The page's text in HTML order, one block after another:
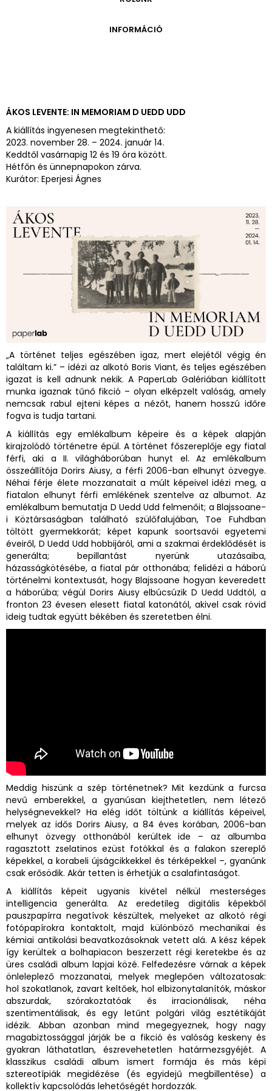
PÉCSI JÓZSEF - A NÉVADÓ
ARCHÍVUM 2014-2018
INFORMÁCIÓ
ÁKOS LEVENTE: IN MEMORIAM D UEDD UDD
A kiállítás ingyenesen megtekinthető:
2023. november 28. – 2024. január 14.
Keddtől vasárnapig 12 és 19 óra között.
Hétfőn és ünnepnapokon zárva.
Kurátor: Eperjesi Ágnes
„A történet teljes egészében igaz, mert elejétől végig én
találtam ki.” – idézi az alkotó Boris Viant, és teljes egészében
igazat is kell adnunk nekik. A PaperLab Galériában kiállított
munka igaznak tűnő fikció – olyan elképzelt valóság, amely
nemcsak rabul ejteni képes a nézőt, hanem hosszú időre
fogva is tudja tartani.
A kiállítás egy emlékalbum képeire és a képek alapján
kirajzolódó történetre épül. A történet főszereplője egy fiatal
férfi, aki a II. világháborúban hunyt el. Az emlékalbum
összeállítója Dorirs Aiusy, a férfi 2006-ban elhunyt özvegye.
Néhai férje élete mozzanatait a múlt képeivel idézi meg, a
fiatalon elhunyt férfi emlékének szentelve az albumot. Az
emlékalbum bemutatja D Uedd Udd felmenőit; a Blajssoane-
i Köztársaságban található szülőfalujában, Toe Fuhdban
töltött gyermekkorát; képet kapunk soortsavói egyetemi
éveiről, D Uedd Udd hobbijáról, ami a szakmai érdeklődését is
generálta; bepillantást nyerünk utazásaiba,
házasságkötésébe, a fiatal pár otthonába; felidézi a háború
történelmi kontextusát, hogy Blajssoane hogyan keveredett
a háborúba; végül Dorirs Aiusy elbúcsúzik D Uedd Uddtól, a
fronton 23 évesen elesett fiatal katonától, akivel csak rövid
ideig tudtak együtt békében és szeretetben élni.
Meddig hiszünk a szép történetnek? Mit kezdünk a furcsa
nevű emberekkel, a gyanúsan kiejthetetlen, nem létező
helységnevekkel? Ha elég időt töltünk a kiállítás képeivel,
melyek az idős Dorirs Aiusy, a 84 éves korában, 2006-ban
elhunyt özvegy otthonából kerültek ide – az albumba
ragasztott zselatinos ezüst fotókkal és a falakon szereplő
képekkel, a korabeli újságcikkekkel és térképekkel –, gyanúnk
csak erősödik. Akár tetten is érhetjük a csalafintaságot.
A kiállítás képeit ugyanis kivétel nélkül mesterséges
intelligencia generálta. Az eredetileg digitális képekből
pauszpapírra negatívok készültek, melyeket az alkotó régi
fotópapírokra kontaktolt, majd különböző mechanikai és
kémiai antikolási beavatkozásoknak vetett alá. A kész képek
így kerültek a bolhapiacon beszerzett régi keretekbe és az
üres családi album lapjai közé. Felfedezésre várnak a képek
önleleplező mozzanatai, melyek meglepően változatosak:
hol szokatlanok, zavart keltőek, hol elbizonytalanítók, máskor
abszurdak, szórakoztatóak és irracionálisak, néha
szentimentálisak, és egy letűnt polgári világ esztétikáját
idézik. Abban azonban mind megegyeznek, hogy nagy
magabiztossággal járják be a fikció és valóság keskeny és
gyakran láthatatlan, észrevehetetlen határmezsgyéjét. A
klasszikus családi album ismert formája és más képi
sztereotípiák megidézése (és egyidejű megbillentése) a
kollektív kapcsolódás lehetőségét hordozzák.